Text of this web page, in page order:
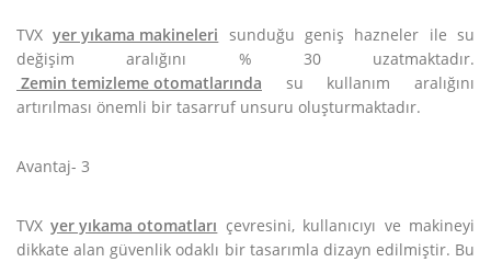
TVXyer yıkama makineleri sunduğu geniş hazneler ile su
değişim aralığını % 30 uzatmaktadır.
Zemin temizleme otomatlarında su kullanım aralığını
artırılması önemli bir tasarruf unsuru oluşturmaktadır.
Avantaj- 3
TVXyer yıkama otomatları çevresini, kullanıcıyı ve makineyi
dikkate alan güvenlik odaklı bir tasarımla dizayn edilmiştir. Bu